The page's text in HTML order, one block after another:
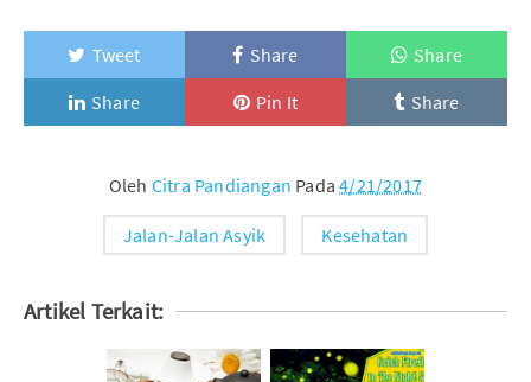
Tweet Share
Share
Share
Pin It Share
Oleh Citra Pandiangan Pada4/21/2017
Jalan-Jalan Asyik Kesehatan
Artikel Terkait: